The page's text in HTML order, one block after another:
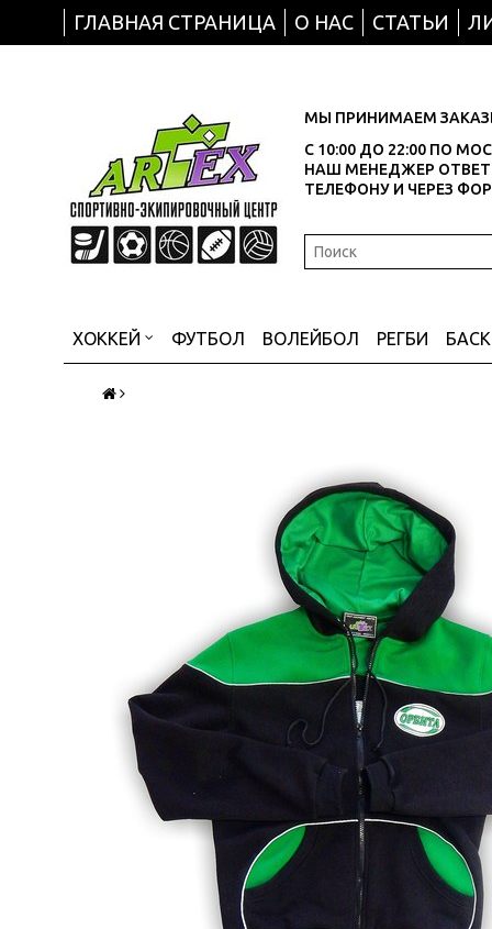
ГЛАВНАЯ СТРАНИЦА О НАС СТАТЬИ
МЫ ПРИНИМАЕМ
С 10:00 ДО 22:00 ПО
НАШ МЕНЕДЖЕР
ТЕЛЕФОНУ И ЧЕРЕЗ
ХОККЕЙ ФУТБОЛ ВОЛЕЙБОЛ РЕГБИ